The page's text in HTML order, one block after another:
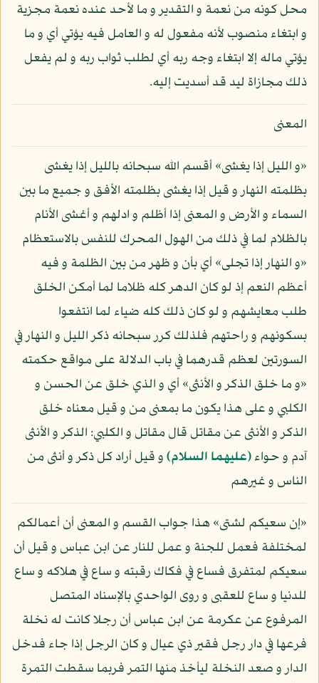
محل كونه من نعمة و التقدير و ما لأحد عنده نعمة مجزية
و ابتغاء منصوب لأنه مفعول له و العامل فيه يؤتي أي و ما
يؤتي ماله إلا ابتغاء وجه ربه أي لطلب ثواب ربه و لم يفعل
ذلك مجازاة ليد قد أسديت إليه.
المعنى
«و الليل إذا يغشى» أقسم الله سبحانه بالليل إذا يغشى
بظلمته النهار و قيل إذا يغشى بظلمته الأفق و جميع ما بين
السماء و الأرض و المعنى إذا أظلم و ادلهم و أغشى الأنام
بالظلام لما في ذلك من الهول المحرك للنفس بالاستعظام
«و النهار إذا تجلى» أي بأن و ظهر من بين الظلمة و فيه
أعظم النعم إذ لو كان الدهر كله ظلاما لما أمكن الخلق
طلب معايشهم و لو كان ذلك كله ضياء لما انتفعوا
بسكونهم و راحتهم فلذلك كرر سبحانه ذكر الليل و النهار في
السورتين لعظم قدرهما في باب الدلالة على مواقع حكمته
«و ما خلق الذكر و الأنثى» أي و الذي خلق عن الحسن و
الكلبي و على هذا يكون ما بمعنى من و قيل معناه خلق
الذكر و الأنثى عن مقاتل قال مقاتل و الكلبي: الذكر و الأنثى
آدم و حواء(عليهما السلام)و قيل أراد كل ذكر و أنثى من
الناس و غيرهم
«إن سعيكم لشتى» هذا جواب القسم و المعنى أن أعمالكم
لمختلفة فعمل للجنة و عمل للنار عن ابن عباس و قيل أن
سعيكم لمتفرق فساع في فكاك رقبته و ساع في هلاكه و ساع
للدنيا و ساع للعقبى و روى الواحدي بالإسناد المتصل
المرفوع عن عكرمة عن ابن عباس أن رجلا كانت له نخلة
فرعها في دار رجل فقير ذي عيال و كان الرجل إذا جاء فدخل
الدار و صعد النخلة ليأخذ منها التمر فربما سقطت التمرة